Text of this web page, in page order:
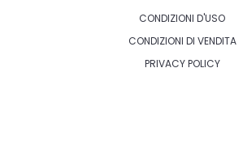
CONDIZIONI D'USO
CONDIZIONI DI VENDITA
PRIVACY POLICY